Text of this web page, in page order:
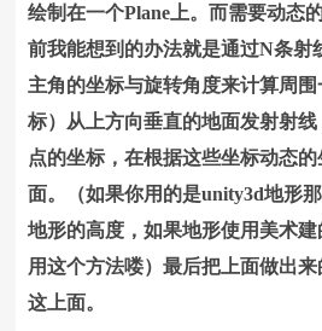
绘制在一个Plane上。而需要动态
前我能想到的办法就是通过N条射
主角的坐标与旋转角度来计算周
标）从上方向垂直的地面发射射
点的坐标，在根据这些坐标动态
面。（如果你用的是unity3d地形
地形的高度，如果地形使用美术
用这个方法喽）最后把上面做出
这上面。